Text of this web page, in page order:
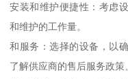
安装和维护便捷性：考虑
和维护的工作量。
和服务：选择的设备，以
了解供应商的售后服务政策